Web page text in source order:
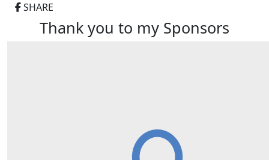
SHARE
Thank you to my Sponsors